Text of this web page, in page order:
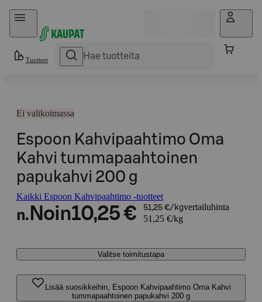
Hyppää sisältöön
Tuotteet
Ei valikoimassa
Espoon Kahvipaahtimo Oma
Kahvi tummapaahtoinen
papukahvi 200 g
Kaikki Espoon Kahvipaahtimo -tuotteet
n. Noin10,25 € 51,25 €/kgvertailuhinta
51,25 €/kg
Valitse toimitustapa
Lisää suosikkeihin, Espoon Kahvipaahtimo Oma Kahvi
tummapaahtoinen papukahvi 200 g